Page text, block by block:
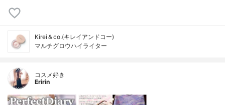
Kirei＆co.(キレイアンドコー)
マルチグロウハイライター
コスメ好き
Eririn